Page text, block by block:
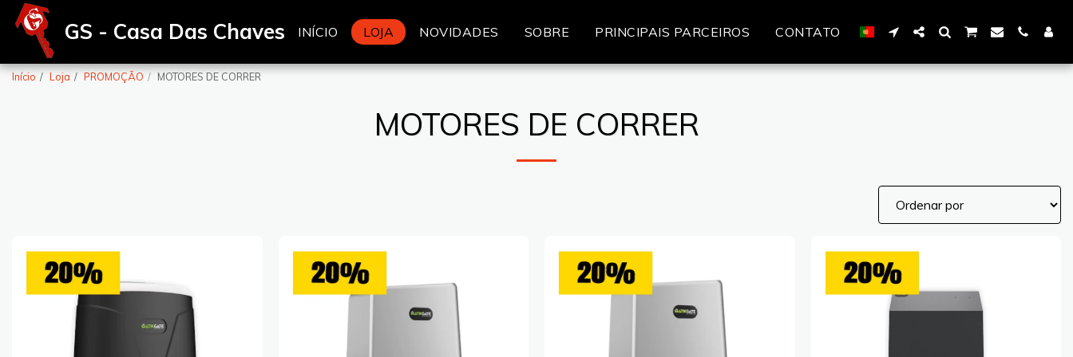
GS - Casa Das Chaves INÍCIO LOJA NOVIDADES SOBRE PRINCIPAIS PARCEIROS CONTATO
Início Loja PROMOÇÃO MOTORES DE CORRER
MOTORES DE CORRER